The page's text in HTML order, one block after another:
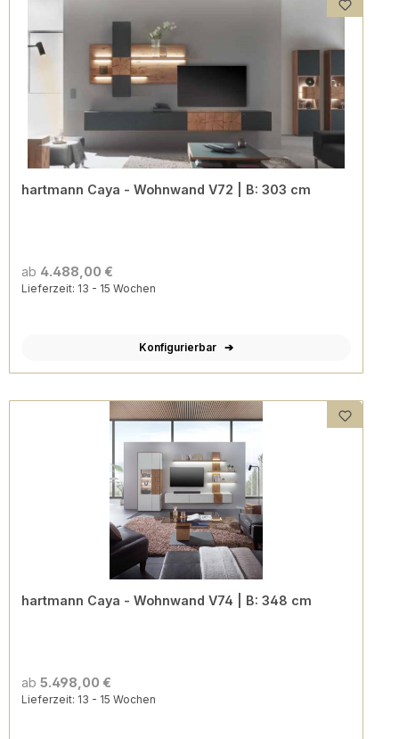
hartmann Caya - Wohnwand V72 | B: 303 cm
ab 4.488,00 €
Lieferzeit: 13 - 15 Wochen
Konfigurierbar
hartmann Caya - Wohnwand V74 | B: 348 cm
ab 5.498,00 €
Lieferzeit: 13 - 15 Wochen